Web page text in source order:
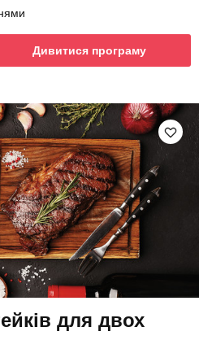
Дивитися програму
для двох